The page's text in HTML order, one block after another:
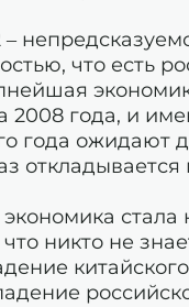
что есть
2008 года, и
года ожидают
стала
что никто не